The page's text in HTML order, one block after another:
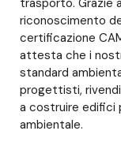
trasporto. Grazie
riconoscimento
certificazione
attesta che i
standard
progettisti,
a costruire edifici
ambientale.